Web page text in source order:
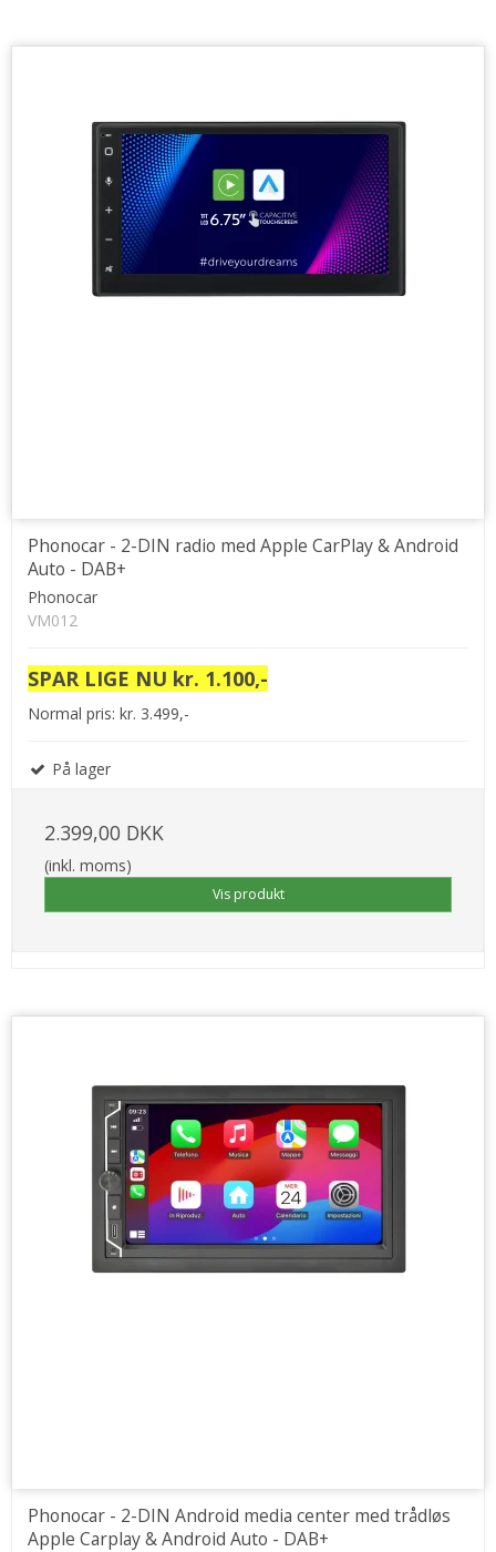
Phonocar - 2-DIN radio med Apple CarPlay & Android
Auto - DAB+
Phonocar
VM012
SPAR LIGE NU kr. 1.100,-
Normal pris: kr. 3.499,-
På lager
2.399,00 DKK
(inkl. moms)
Vis produkt
Phonocar - 2-DIN Android media center med trådløs
Apple Carplay & Android Auto - DAB+